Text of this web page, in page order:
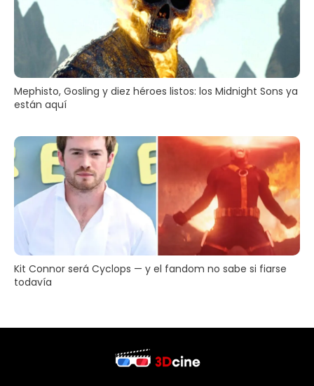
Mephisto, Gosling y diez héroes listos: los Midnight Sons ya
están aquí
Kit Connor será Cyclops — y el fandom no sabe si fiarse
todavía